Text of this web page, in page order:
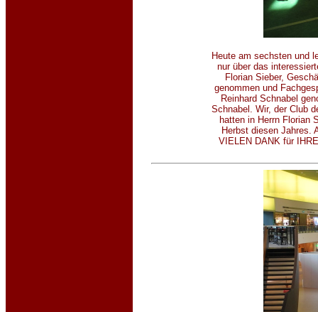
Heute am sechsten und
nur über das
Florian Sieber,
genommen und
Reinhard Schnabel
Schnabel. Wir, der Club
hatten in Herrn Florian
Herbst diesen Jahres.
VIELEN DANK für